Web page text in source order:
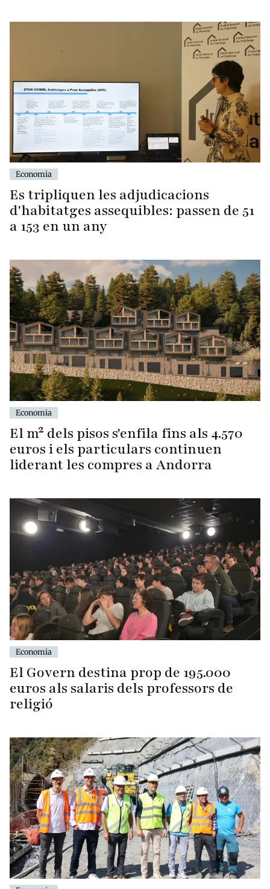
Economia
Es tripliquen les adjudicacions
d'habitatges assequibles: passen de 51
a 153 en un any
Economia
El m² dels pisos s'enfila fins als 4.570
euros i els particulars continuen
liderant les compres a Andorra
Economia
El Govern destina prop de 195.000
euros als salaris dels professors de
religió